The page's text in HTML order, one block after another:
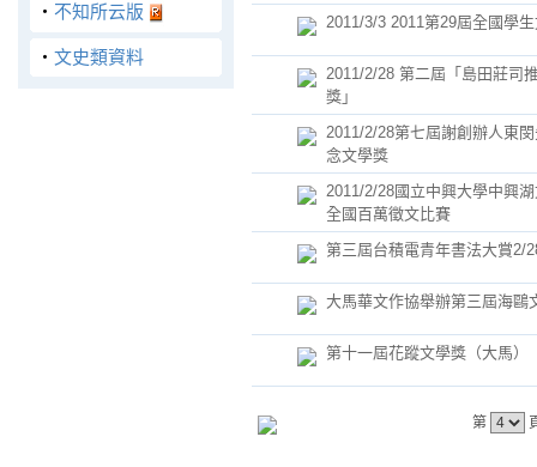
‧ 不知所云版
‧ 文史類資料
2011/3/3 2011第29屆全國學
2011/2/28 第二屆「島田莊司
獎」
2011/2/28第七屆謝創辦人東
念文學獎
2011/2/28國立中興大學中興
全國百萬徵文比賽
第三屆台積電青年書法大賞2/
大馬華文作協舉辦第三屆海鷗
第十一屆花蹤文學獎（大馬）
第